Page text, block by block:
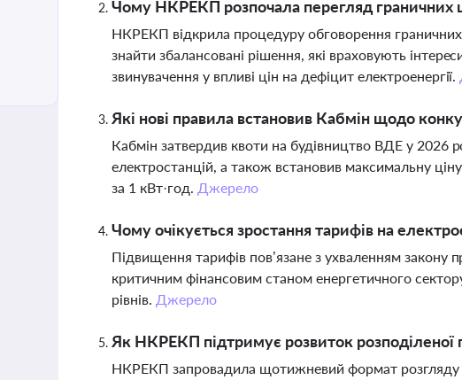
Чому НКРЕКП розпочала перегляд граничних
НКРЕКП відкрила процедуру обговорення
знайти збалансовані рішення, які враховують
звинувачення у впливі цін на дефіцит електроенергії.
Які нові правила встановив Кабмін щодо
Кабмін затвердив квоти на будівництво ВДЕ у
електростанцій, а також встановив максимальну
за 1 кВт·год. Джерело
Чому очікується зростання тарифів на
Підвищення тарифів пов’язане з ухваленням закону
критичним фінансовим станом енергетичного
рівнів. Джерело
Як НКРЕКП підтримує розвиток розподіленої
НКРЕКП запровадила щотижневий формат розгляду